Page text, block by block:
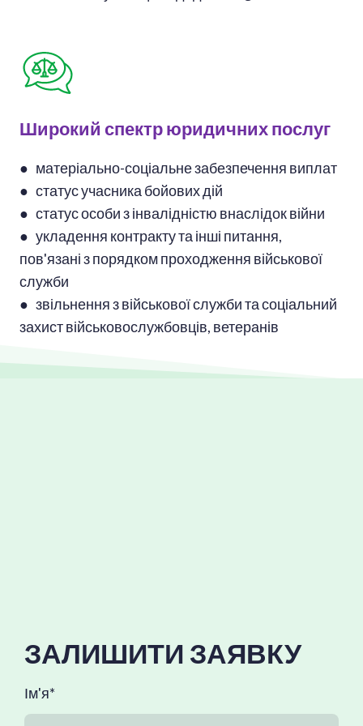
Широкий спектр юридичних послуг
● матеріально-соціальне забезпечення виплат
● статус учасника бойових дій
● статус особи з інвалідністю внаслідок війни
● укладення контракту та інші питання,
пов'язані з порядком проходження військової
служби
● звільнення з військової служби та соціальний
захист військовослужбовців, ветеранів
ЗАЛИШИТИ ЗАЯВКУ
Ім'я*